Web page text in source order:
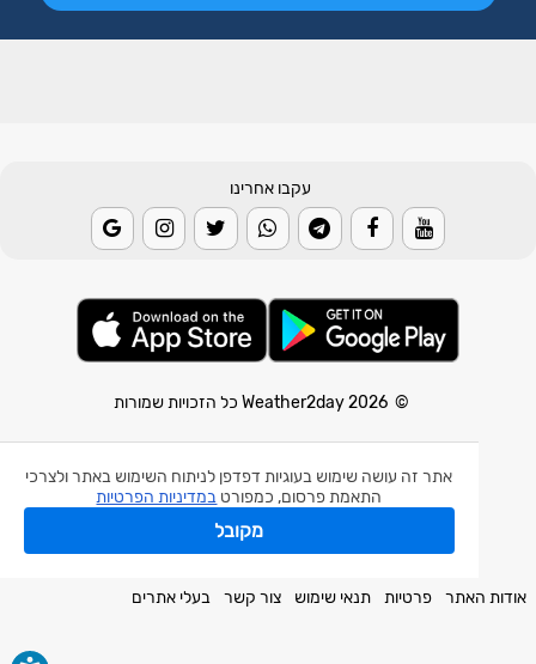
אתר זה עושה שימוש בעוגיות דפדפן לניתוח השימוש באתר ולצרכי
התאמת פרסום, כמפורט במדיניות הפרטיות
מקובל
עקבו אחרינו
© 2026 Weather2day כל הזכויות שמורות
אפליקצית מזג אוויר
אפליקצית רעידת אדמה
אפליקצית מכ"ם גשם
חלק מהנתונים באדיבות השירות המטאורולוגי הישראלי.
אודות האתר פרטיות תנאי שימוש צור קשר בעלי אתרים